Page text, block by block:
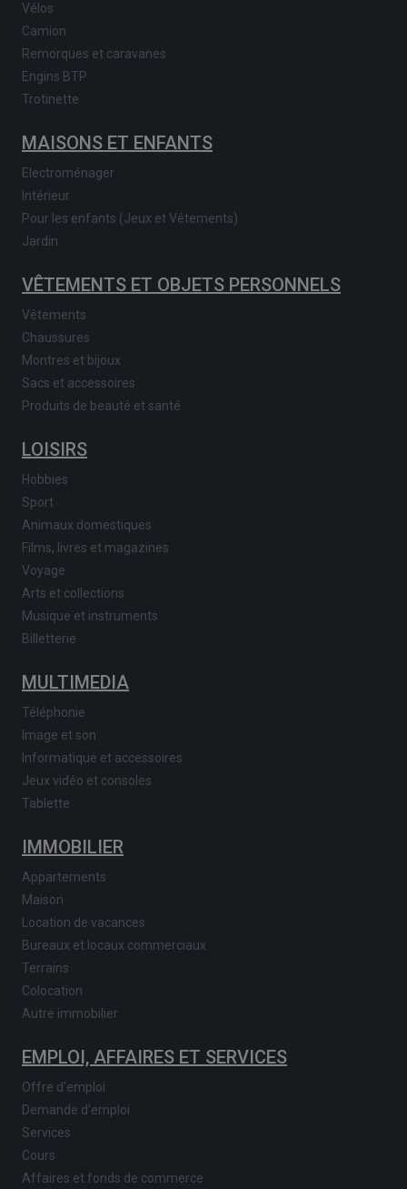
Vélos
Camion
Remorques et caravanes
Engins BTP
Trotinette
MAISONS ET ENFANTS
Electroménager
Intérieur
Pour les enfants (Jeux et Vêtements)
Jardin
VÊTEMENTS ET OBJETS PERSONNELS
Vêtements
Chaussures
Montres et bijoux
Sacs et accessoires
Produits de beauté et santé
LOISIRS
Hobbies
Sport
Animaux domestiques
Films, livres et magazines
Voyage
Arts et collections
Musique et instruments
Billetterie
MULTIMEDIA
Téléphonie
Image et son
Informatique et accessoires
Jeux vidéo et consoles
Tablette
IMMOBILIER
Appartements
Maison
Location de vacances
Bureaux et locaux commerciaux
Terrains
Colocation
Autre immobilier
EMPLOI, AFFAIRES ET SERVICES
Offre d'emploi
Demande d'emploi
Services
Cours
Affaires et fonds de commerce